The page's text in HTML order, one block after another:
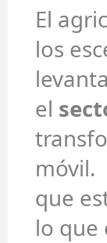
El
los
el
móvil.
que
lo que